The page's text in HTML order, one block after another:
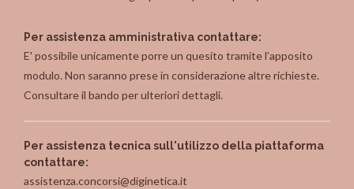
Per assistenza amministrativa contattare:
E' possibile unicamente porre un quesito tramite l’apposito
modulo. Non saranno prese in considerazione altre richieste.
Consultare il bando per ulteriori dettagli.
Per assistenza tecnica sull'utilizzo della piattaforma
contattare:
assistenza.concorsi@diginetica.it